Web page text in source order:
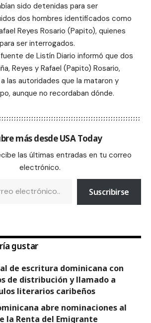
sido detenidas para ser
dos hombres identificados como
Reyes Rosario (Papito), quienes
ser interrogados.
de Listín Diario informó que dos
Reyes y Rafael (Papito) Rosario,
las autoridades que la mataron y
aunque no recordaban dónde.
más desde USA Today
las últimas entradas en tu correo
electrónico.
Suscribirse
gustar
de escritura dominicana con
de distribución y llamado a
literarios caribeños
abre nominaciones al
la Renta del Emigrante